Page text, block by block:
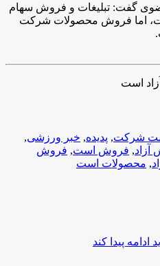
گفت: تبلیغات و فروش سهام
اما فروش محصولات شرکت
است
شرکت, پدیده, خبر ورزشی,
, فروش است, فروش
, محصولات است